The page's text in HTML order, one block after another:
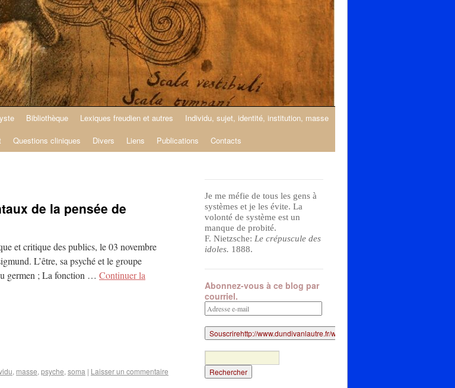
Bibliothèque Lexiques freudien et autres
Individu, sujet, identité, institution, masse
Questions cliniques Divers Liens Publications Contacts
de la pensée de
et critique des publics, le 03 novembre
L’être, sa psyché et le groupe
germen ; La fonction … Continuer la
, masse, psyche, soma | Laisser un commentaire
Je me méfie de tous les gens à
systèmes et je les évite. La
volonté de système est un
manque de probité.
F. Nietzsche: Le crépuscule des
idoles. 1888.
Abonnez-vous à ce blog par
courriel.
Adresse
e-
mail